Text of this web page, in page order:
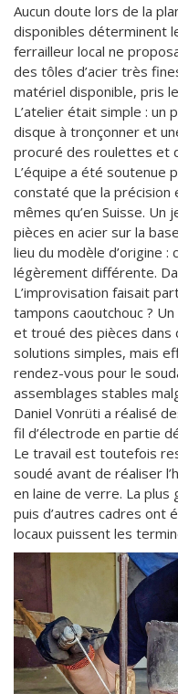
Aucun doute lors de la
disponibles déterminent
ferrailleur local ne
des tôles d’acier très
matériel disponible, pris
L’atelier était simple : un
disque à tronçonner et
procuré des roulettes et
L’équipe a été soutenue
constaté que la précision
mêmes qu’en Suisse. Un
pièces en acier sur la
lieu du modèle d’origine
légèrement différente.
L’improvisation faisait
tampons caoutchouc ?
et troué des pièces dans
solutions simples, mais
rendez-vous pour le
assemblages stables
Daniel Vonrüti a réalisé
fil d’électrode en partie
Le travail est toutefois
soudé avant de réaliser
en laine de verre. La
puis d’autres cadres ont
locaux puissent les